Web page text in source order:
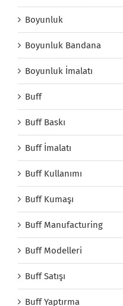
Boyunluk
Boyunluk Bandana
Boyunluk İmalatı
Buff
Buff Baskı
Buff İmalatı
Buff Kullanımı
Buff Kumaşı
Buff Manufacturing
Buff Modelleri
Buff Satışı
Buff Yaptırma